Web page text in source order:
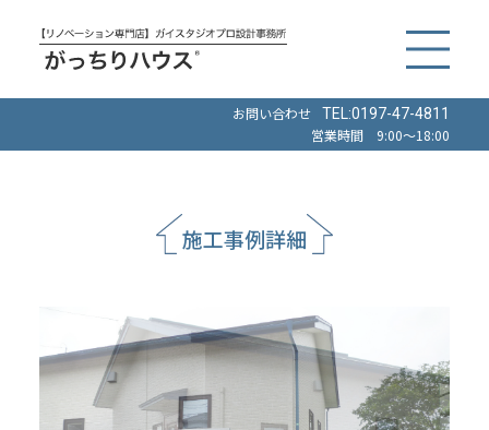
お問い合わせ TEL:0197-47-4811
営業時間 9:00～18:00
施工事例詳細